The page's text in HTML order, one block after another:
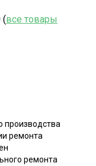
(все товары
производства
ремонта
ремонта